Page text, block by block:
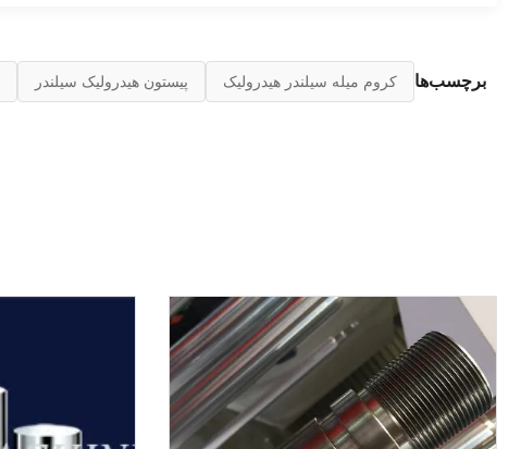
برچسب‌ها کروم میله سیلندر هیدرولیک پیستون هیدرولیک سیلندر